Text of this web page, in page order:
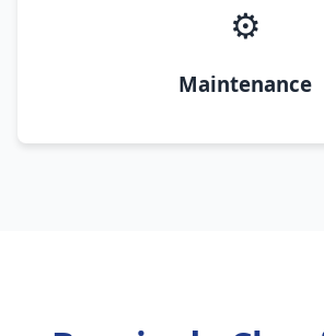
⚙️
Maintenance